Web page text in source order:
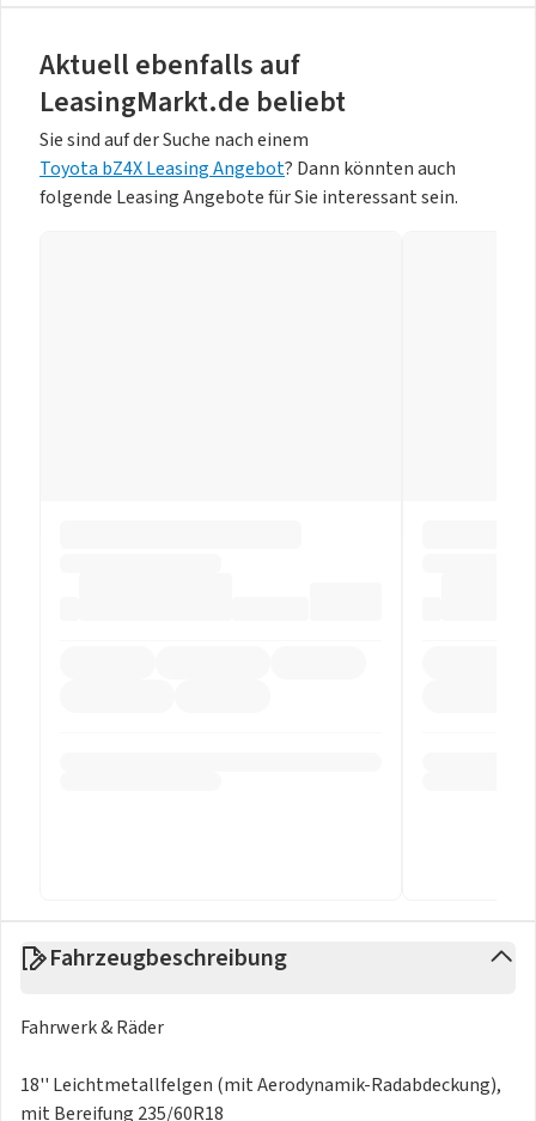
Aktuell ebenfalls auf
LeasingMarkt.de beliebt
Sie sind auf der Suche nach einem
Toyota bZ4X Leasing Angebot? Dann könnten auch
folgende Leasing Angebote für Sie interessant sein.
Fahrzeugbeschreibung
Fahrwerk & Räder
18'' Leichtmetallfelgen (mit Aerodynamik-Radabdeckung),
mit Bereifung 235/60R18